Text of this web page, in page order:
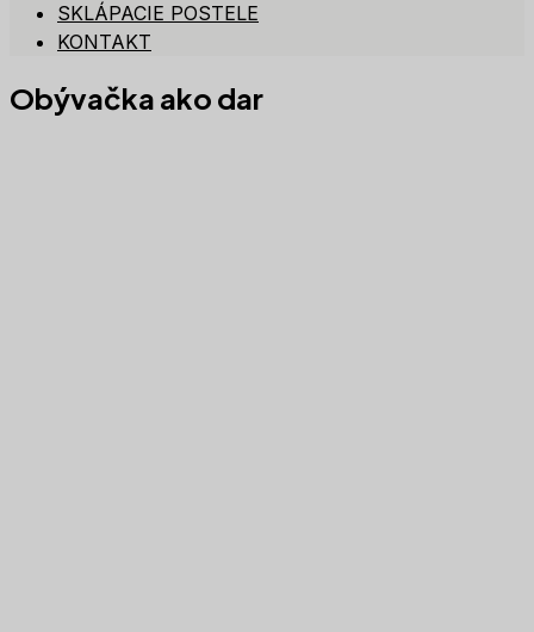
SKLÁPACIE POSTELE
KONTAKT
Obývačka ako dar